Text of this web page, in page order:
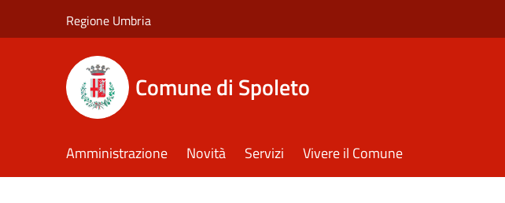
Regione Umbria
Comune di Spoleto
Amministrazione Novità Servizi Vivere il Comune